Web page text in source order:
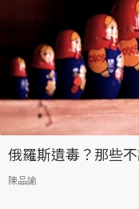
俄羅斯遺毒？那些
陳品諭